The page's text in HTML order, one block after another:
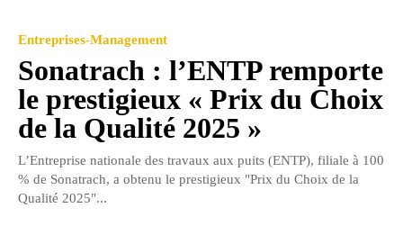
Entreprises-Management
Sonatrach : l’ENTP remporte
le prestigieux « Prix du Choix
de la Qualité 2025 »
L’Entreprise nationale des travaux aux puits (ENTP), filiale à 100
% de Sonatrach, a obtenu le prestigieux "Prix du Choix de la
Qualité 2025"...